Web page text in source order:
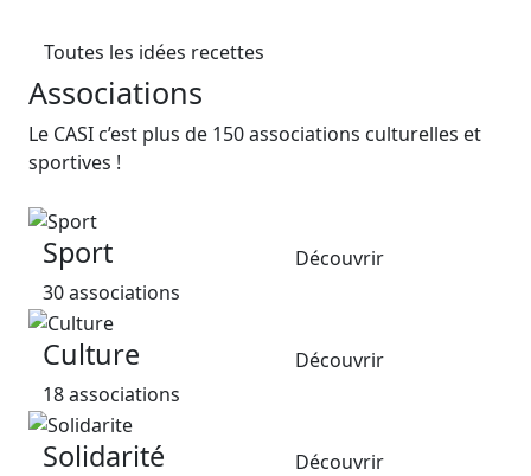
Toutes les idées recettes
Associations
Le CASI c’est plus de 150 associations culturelles et
sportives !
Sport
30 associations
Découvrir
Culture
18 associations
Découvrir
Solidarité Découvrir